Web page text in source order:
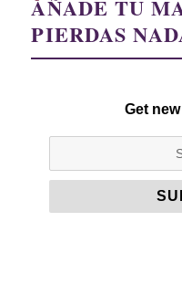
AÑADE TU
PIERDAS
Get